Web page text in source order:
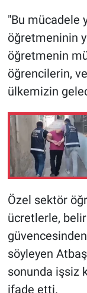
"Bu mücadele
öğretmeninin
öğretmenin
öğrencilerin,
ülkemizin
Özel sektör
ücretlerle,
güvencesinden
söyleyen
sonunda işsiz
ifade etti.